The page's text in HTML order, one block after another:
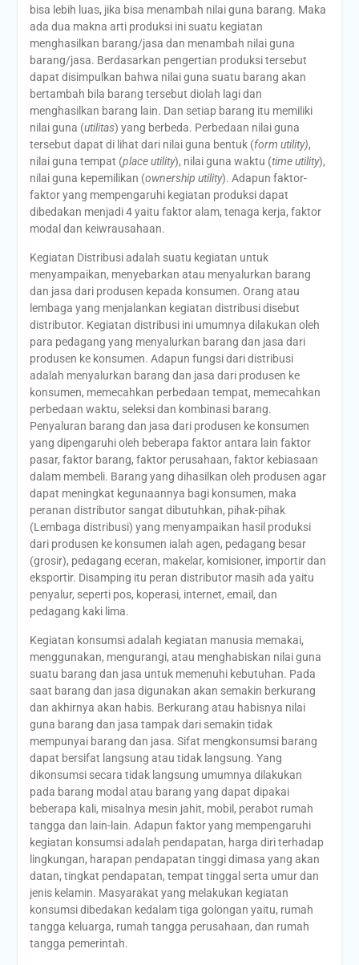
bisa lebih luas, jika bisa menambah nilai guna barang. Maka
ada dua makna arti produksi ini suatu kegiatan
menghasilkan barang/jasa dan menambah nilai guna
barang/jasa. Berdasarkan pengertian produksi tersebut
dapat disimpulkan bahwa nilai guna suatu barang akan
bertambah bila barang tersebut diolah lagi dan
menghasilkan barang lain. Dan setiap barang itu memiliki
nilai guna (utilitas) yang berbeda. Perbedaan nilai guna
tersebut dapat di lihat dari nilai guna bentuk (form utility),
nilai guna tempat (place utility), nilai guna waktu (time utility),
nilai guna kepemilikan (ownership utility). Adapun faktor-
faktor yang mempengaruhi kegiatan produksi dapat
dibedakan menjadi 4 yaitu faktor alam, tenaga kerja, faktor
modal dan keiwrausahaan.
Kegiatan Distribusi adalah suatu kegiatan untuk
menyampaikan, menyebarkan atau menyalurkan barang
dan jasa dari produsen kepada konsumen. Orang atau
lembaga yang menjalankan kegiatan distribusi disebut
distributor. Kegiatan distribusi ini umumnya dilakukan oleh
para pedagang yang menyalurkan barang dan jasa dari
produsen ke konsumen. Adapun fungsi dari distribusi
adalah menyalurkan barang dan jasa dari produsen ke
konsumen, memecahkan perbedaan tempat, memecahkan
perbedaan waktu, seleksi dan kombinasi barang.
Penyaluran barang dan jasa dari produsen ke konsumen
yang dipengaruhi oleh beberapa faktor antara lain faktor
pasar, faktor barang, faktor perusahaan, faktor kebiasaan
dalam membeli. Barang yang dihasilkan oleh produsen agar
dapat meningkat kegunaannya bagi konsumen, maka
peranan distributor sangat dibutuhkan, pihak-pihak
(Lembaga distribusi) yang menyampaikan hasil produksi
dari produsen ke konsumen ialah agen, pedagang besar
(grosir), pedagang eceran, makelar, komisioner, importir dan
eksportir. Disamping itu peran distributor masih ada yaitu
penyalur, seperti pos, koperasi, internet, email, dan
pedagang kaki lima.
Kegiatan konsumsi adalah kegiatan manusia memakai,
menggunakan, mengurangi, atau menghabiskan nilai guna
suatu barang dan jasa untuk memenuhi kebutuhan. Pada
saat barang dan jasa digunakan akan semakin berkurang
dan akhirnya akan habis. Berkurang atau habisnya nilai
guna barang dan jasa tampak dari semakin tidak
mempunyai barang dan jasa. Sifat mengkonsumsi barang
dapat bersifat langsung atau tidak langsung. Yang
dikonsumsi secara tidak langsung umumnya dilakukan
pada barang modal atau barang yang dapat dipakai
beberapa kali, misalnya mesin jahit, mobil, perabot rumah
tangga dan lain-lain. Adapun faktor yang mempengaruhi
kegiatan konsumsi adalah pendapatan, harga diri terhadap
lingkungan, harapan pendapatan tinggi dimasa yang akan
datan, tingkat pendapatan, tempat tinggal serta umur dan
jenis kelamin. Masyarakat yang melakukan kegiatan
konsumsi dibedakan kedalam tiga golongan yaitu, rumah
tangga keluarga, rumah tangga perusahaan, dan rumah
tangga pemerintah.